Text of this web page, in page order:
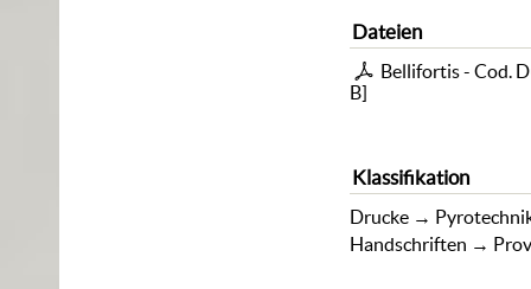
Dateien
Bellifortis - Cod.
B]
Klassifikation
Drucke →
Handschriften →